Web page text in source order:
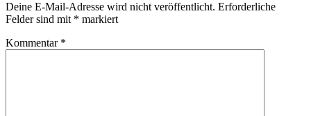
Deine E-Mail-Adresse wird nicht veröffentlicht. Erforderliche
Felder sind mit * markiert
Kommentar *